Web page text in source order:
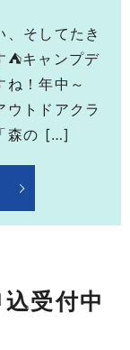
そしてたき
⛺キャンプデ
ね！年中～
ウトドアクラ
森の […]
受付中